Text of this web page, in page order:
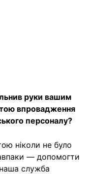
руки вашим
впровадження
персоналу?
ніколи не було
— допомогти
служба